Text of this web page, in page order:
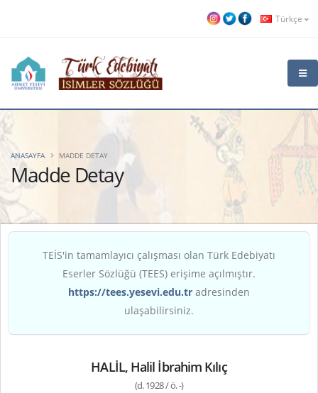
Türkçe
Madde Detay
ANASAYFA MADDE DETAY
TEİS'in tamamlayıcı çalışması olan Türk Edebiyatı
Eserler Sözlüğü (TEES) erişime açılmıştır.
https://tees.yesevi.edu.tr adresinden
ulaşabilirsiniz.
HALİL, Halil İbrahim Kılıç
(d. 1928 / ö. -)